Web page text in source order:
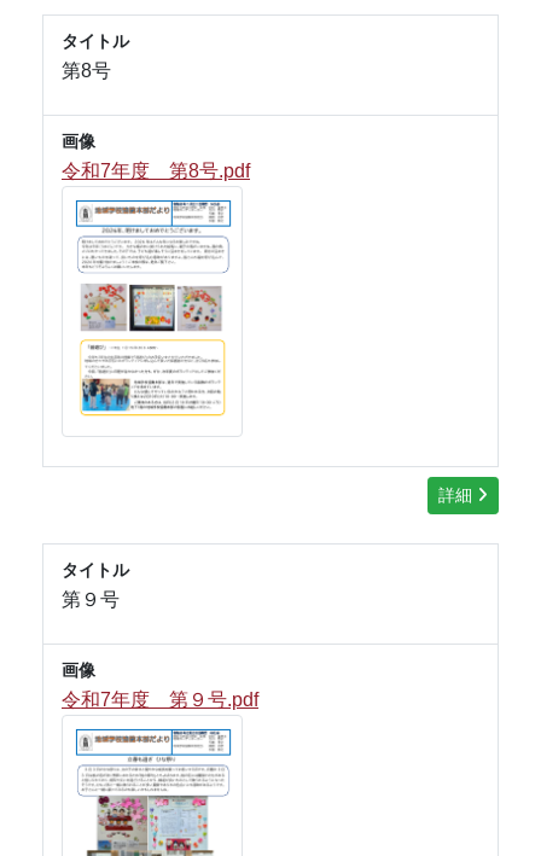
タイトル
第8号
画像
令和7年度 第8号.pdf
詳細
タイトル
第９号
画像
令和7年度 第９号.pdf